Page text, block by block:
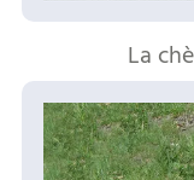
La